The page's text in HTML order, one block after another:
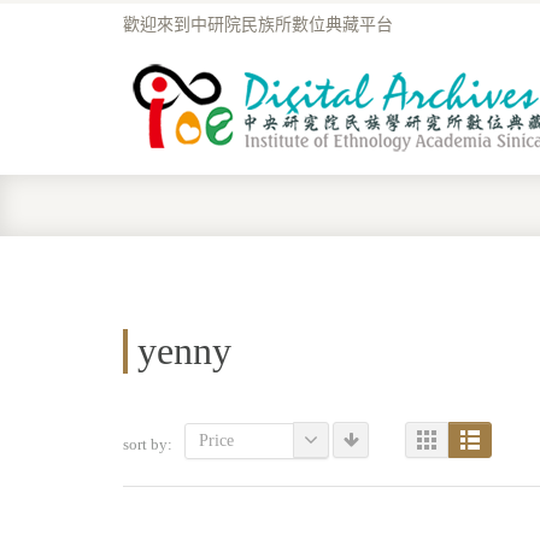
歡迎來到中研院民族所數位典藏平台
yenny
sort by: Price